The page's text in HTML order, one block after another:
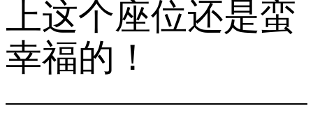
上这个座位还是蛮
幸福的！